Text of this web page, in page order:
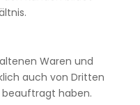
Waren und
auch von Dritten
haben.